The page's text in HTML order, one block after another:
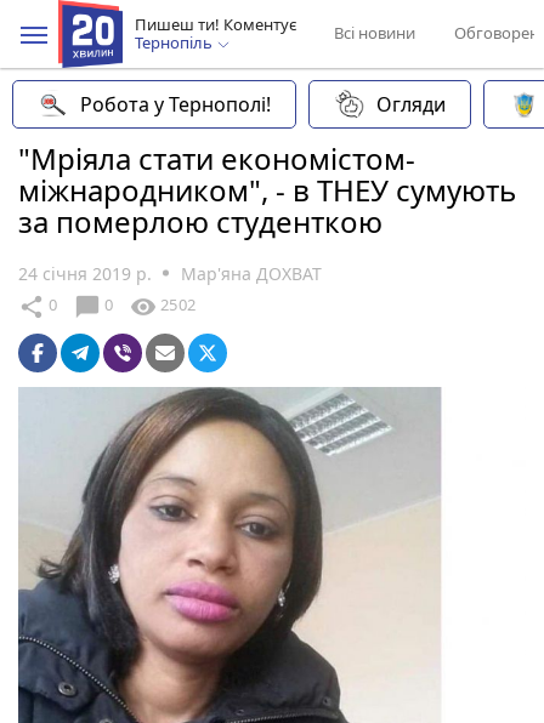
Пишеш ти! Коментує
Тернопіль
Всі новини
Робота у Тернополі! Огляди
"Мріяла стати економістом-
міжнародником", - в ТНЕУ сумують
за померлою студенткою
24 січня 2019 р. Мар'яна ДОХВАТ
share 0 chat_bubble 0 visibility 2502